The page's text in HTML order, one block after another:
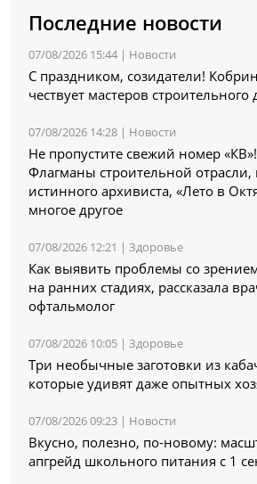
Последние новости
07/08/2026 15:44 | Новости
С праздником, созидатели!
чествует мастеров строительного
07/08/2026 14:28 | Новости
Не пропустите свежий номер «КВ»!
Флагманы строительной отрасли,
истинного архивиста, «Лето в
многое другое
07/08/2026 12:21 |Здоровье
Как выявить проблемы со
на ранних стадиях, рассказала
офтальмолог
07/08/2026 10:05 |Здоровье
Три необычные заготовки из
которые удивят даже опытных
07/08/2026 09:23 | Новости
Вкусно, полезно, по-новому:
апгрейд школьного питания с 1